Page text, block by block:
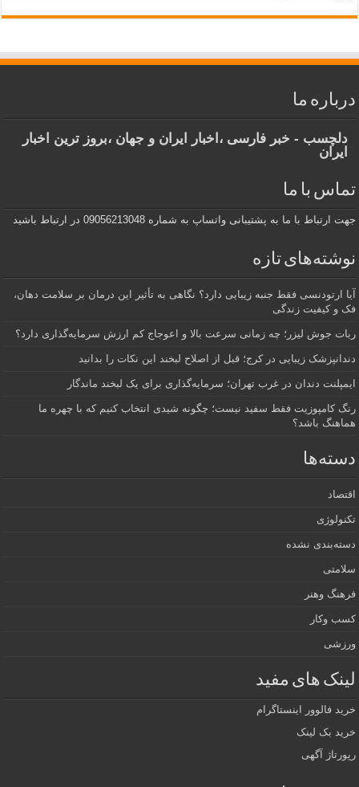
درباره ما
دلچسب - خبر فارسی ،اخبار ایران و جهان ،بروز ترین اخبار
ایران
تماس با ما
جهت ارتباط با ما به پشتیبانی واتساپ به شماره 09056213048 در ارتباط باشید
نوشته‌های تازه
آیا ارتودنسی فقط جنبه زیبایی دارد؟ نگاهی به تأثیر این درمان بر سلامت دهان،
فک و کیفیت زندگی
ربات جوش لیزر؛ چه زمانی سرعت بالا و اعوجاج کم ارزش سرمایه‌گذاری دارد؟
دندانپزشک زیبایی در کرج؛ قبل از اصلاح لبخند این نکات را بدانید
ایمپلنت دندان در غرب تهران؛ سرمایه‌گذاری برای یک لبخند ماندگار
رنگ کامپوزیت فقط سفید نیست؛ چگونه شیدی انتخاب کنیم که با چهره ما
هماهنگ باشد؟
دسته‌ها
اقتصاد
تکنولوژی
دسته‌بندی نشده
سلامتی
فرهنگ وهنر
کسب وکار
ورزشی
لینک های مفید
خرید فالوور اینستاگرام
خرید بک لینک
رپورتاژ آگهی